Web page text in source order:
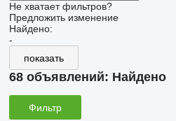
Не хватает фильтров?
Предложить изменение
Найдено:
-
показать
68 объявлений: Найдено
Фильтр